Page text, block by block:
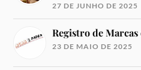
27 DE JUNHO DE 2025
Registro de Marcas
23 DE MAIO DE 2025